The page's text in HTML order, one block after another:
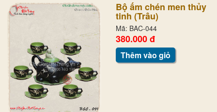
Bộ ấm chén men thủy
tinh (Trâu)
Mã: BAC-044
380.000 đ
Thêm vào giỏ